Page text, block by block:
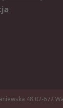
48 02-672